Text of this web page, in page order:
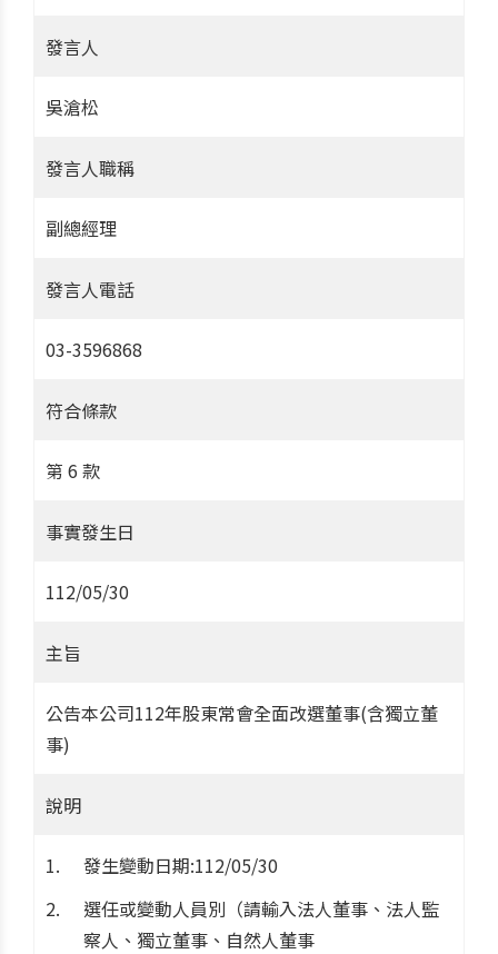
發言人
吳滄松
發言人職稱
副總經理
發言人電話
03-3596868
符合條款
第 6 款
事實發生日
112/05/30
主旨
公告本公司112年股東常會全面改選董事(含獨立董
事)
說明
發生變動日期:112/05/30
選任或變動人員別（請輸入法人董事、法人監
察人、獨立董事、自然人董事